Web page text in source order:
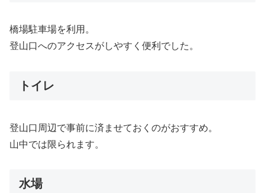
橋場駐車場を利用。
登山口へのアクセスがしやすく便利でした。
トイレ
登山口周辺で事前に済ませておくのがおすすめ。
山中では限られます。
水場